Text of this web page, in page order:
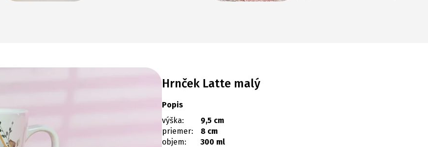
Hrnček Latte malý
Popis
výška:
9,5 cm
priemer:
8 cm
objem:
300 ml